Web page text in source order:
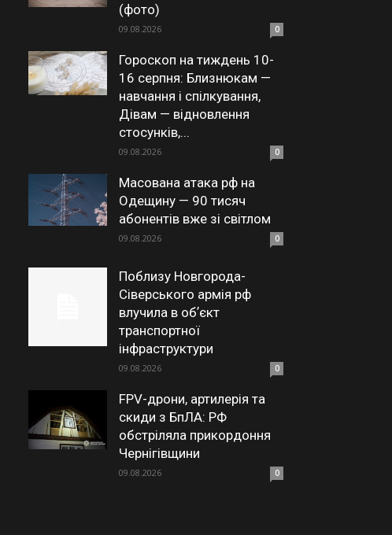
(фото)
09.08.2026 0
Гороскоп на тиждень 10-
16 серпня: Близнюкам —
навчання і спілкування,
Дівам — відновлення
стосунків,...
09.08.2026 0
Масована атака рф на
Одещину — 90 тисяч
абонентів вже зі світлом
09.08.2026 0
Поблизу Новгорода-
Сіверського армія рф
влучила в обʼєкт
транспортної
інфраструктури
09.08.2026 0
FPV-дрони, артилерія та
скиди з БпЛА: РФ
обстріляла прикордоння
Чернігівщини
09.08.2026 0